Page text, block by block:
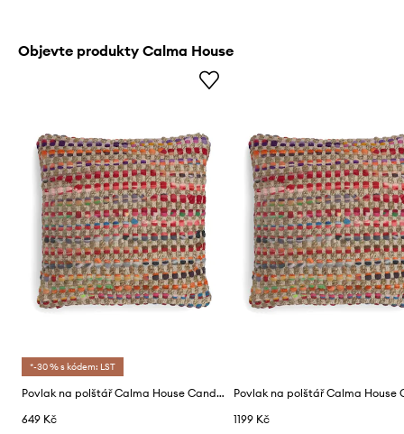
Objevte produkty Calma House
*-30 % s kódem: LST
Povlak na polštář Calma House Cando 45 x 45 cm
649 Kč
1199 Kč